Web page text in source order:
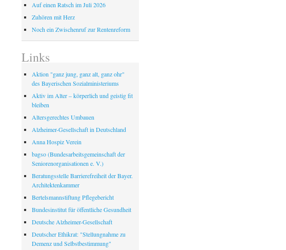
Auf einen Ratsch im Juli 2026
Zuhören mit Herz
Noch ein Zwischenruf zur Rentenreform
Links
Aktion "ganz jung, ganz alt, ganz ohr"
des Bayerischen Sozialministeriums
Aktiv im Alter – körperlich und geistig fit
bleiben
Altersgerechtes Umbauen
Alzheimer-Gesellschaft in Deutschland
Anna Hospiz Verein
bagso (Bundesarbeitsgemeinschaft der
Seniorenorganisationen e. V.)
Beratungsstelle Barrierefreiheit der Bayer.
Architektenkammer
Bertelsmannstiftung Pflegebericht
Bundesinstitut für öffentliche Gesundheit
Deutsche Alzheimer-Gesellschaft
Deutscher Ethikrat: "Stellungnahme zu
Demenz und Selbstbestimmung"